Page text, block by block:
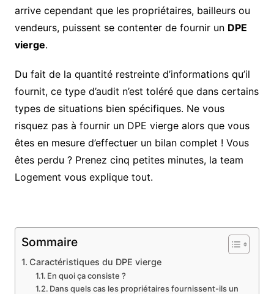
arrive cependant que les propriétaires, bailleurs ou
vendeurs, puissent se contenter de fournir un DPE
vierge.
Du fait de la quantité restreinte d’informations qu’il
fournit, ce type d’audit n’est toléré que dans certains
types de situations bien spécifiques. Ne vous
risquez pas à fournir un DPE vierge alors que vous
êtes en mesure d’effectuer un bilan complet ! Vous
êtes perdu ? Prenez cinq petites minutes, la team
Logement vous explique tout.
Sommaire
Caractéristiques du DPE vierge
En quoi ça consiste ?
Dans quels cas les propriétaires fournissent-ils un